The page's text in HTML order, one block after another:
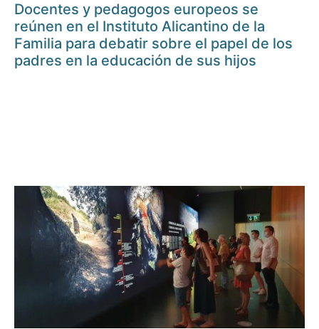
Docentes y pedagogos europeos se
reúnen en el Instituto Alicantino de la
Familia para debatir sobre el papel de los
padres en la educación de sus hijos